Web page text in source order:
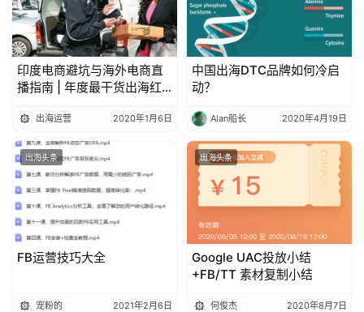
印度电商避坑与海外电商直
播指南 | 年度最干货出海红
出海运营 2020年1月6日
中国出海DTC品牌如何冷启
动？
Alan船长 2020年4月19日
出海头条
FB运营技巧大全
宠粉的 2021年2月6日
出海头条
Google UAC投放小结
+FB/TT 素材复制小结
何俊杰 2020年8月7日